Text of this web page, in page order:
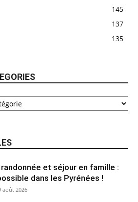
145
137
135
et séjour en famille :
dans les Pyrénées !
août 2026